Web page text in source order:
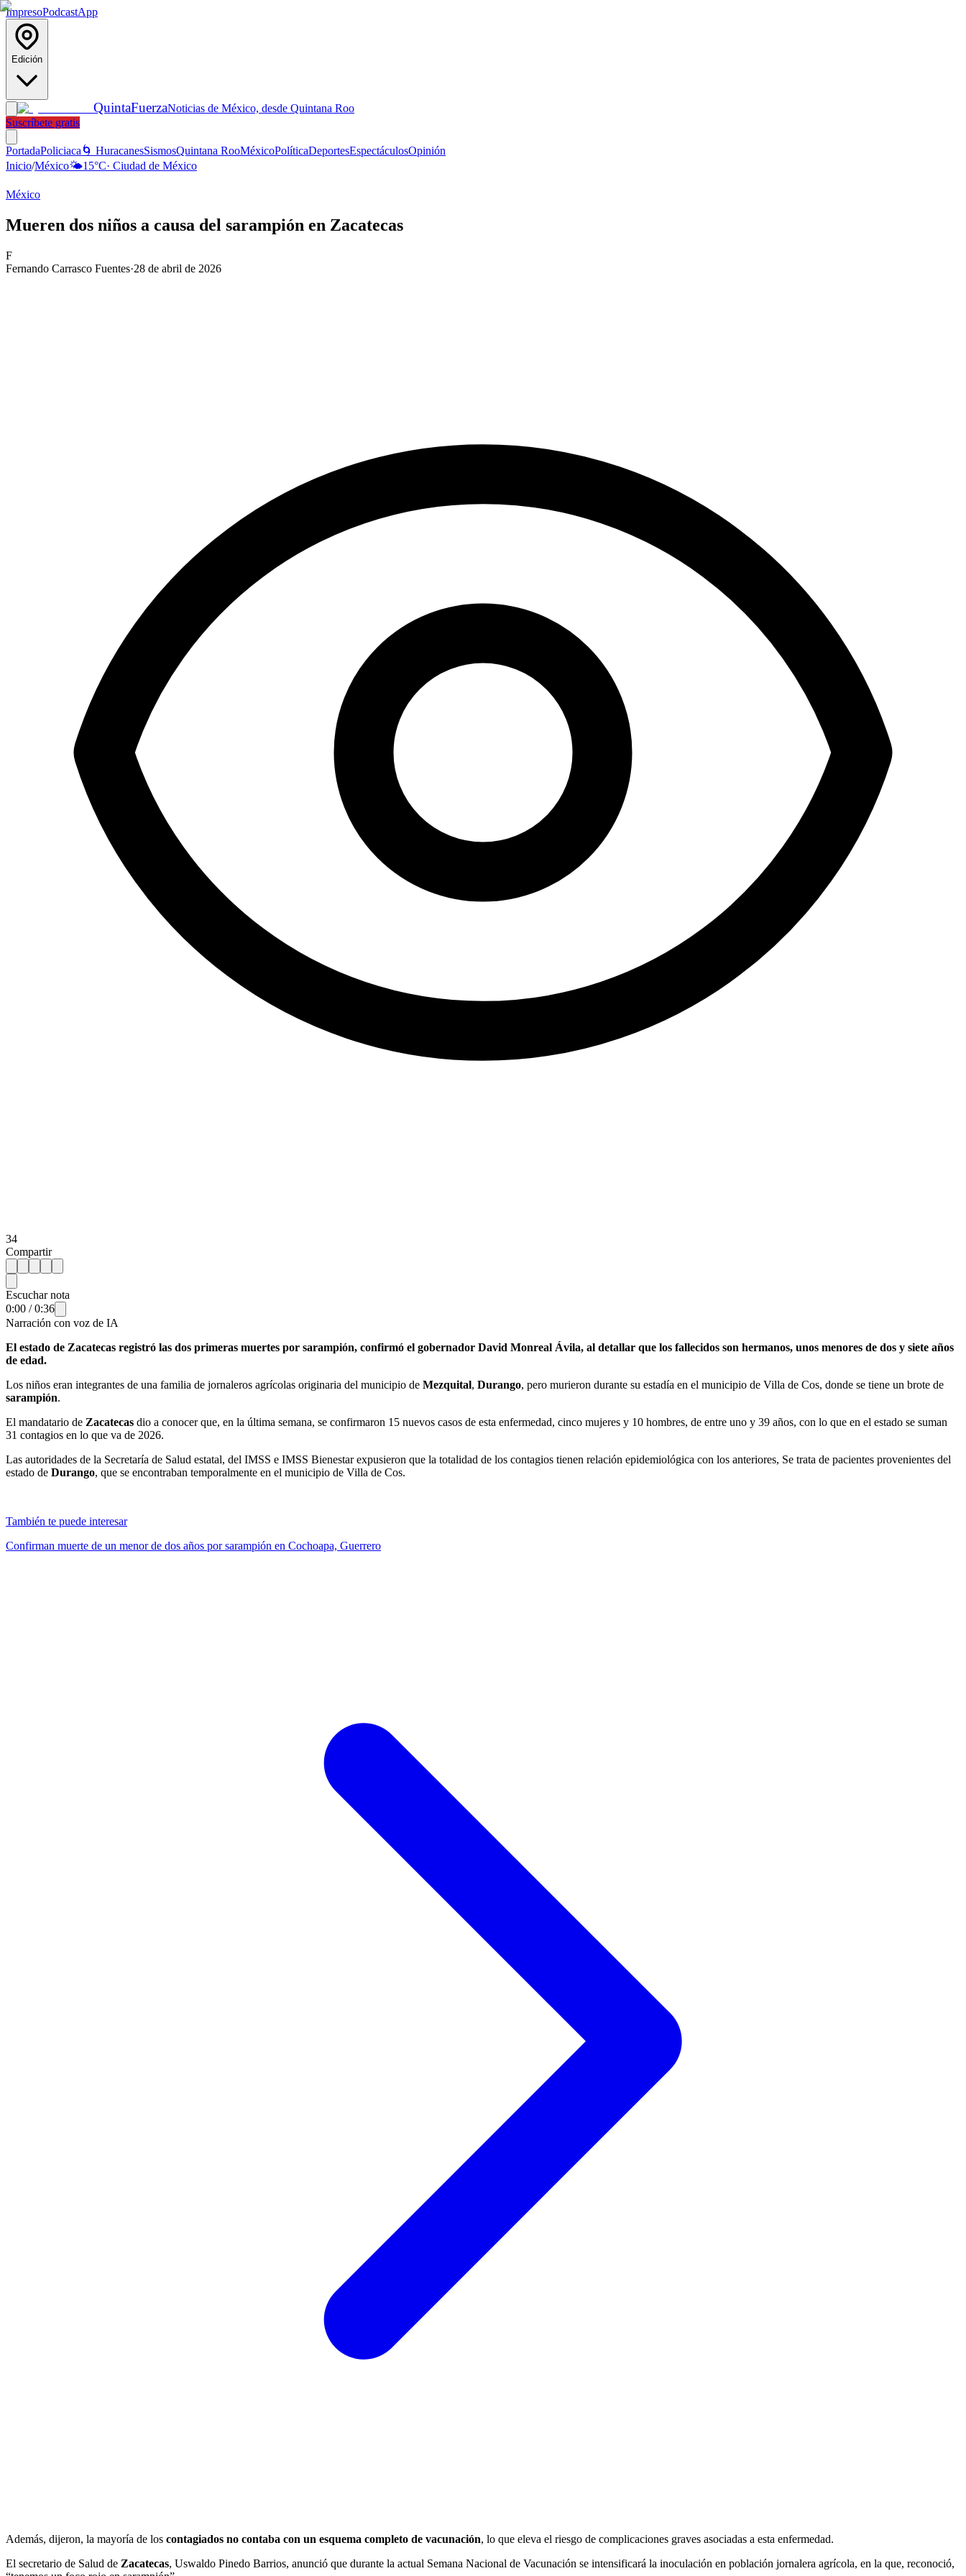
ImpresoPodcastApp
Edición
QuintaFuerzaNoticias de México, desde Quintana Roo
Suscríbete gratis
PortadaPoliciaca 🌀 HuracanesSismosQuintana RooMéxicoPolíticaDeportesEspectáculosOpinión
Inicio/México🌤️15°C· Ciudad de México
México
Mueren dos niños a causa del sarampión en Zacatecas
F
Fernando Carrasco Fuentes·28 de abril de 2026
34
Compartir
Escuchar nota
0:00 /0:36
Narración con voz de IA
El estado de Zacatecas registró las dos primeras muertes por sarampión, confirmó el gobernador David Monreal Ávila, al detallar que los fallecidos son hermanos, unos menores de dos y siete años
de edad.
Los niños eran integrantes de una familia de jornaleros agrícolas originaria del municipio de Mezquital, Durango, pero murieron durante su estadía en el municipio de Villa de Cos, donde se tiene un brote de
sarampión.
El mandatario de Zacatecas dio a conocer que, en la última semana, se confirmaron 15 nuevos casos de esta enfermedad, cinco mujeres y 10 hombres, de entre uno y 39 años, con lo que en el estado se suman
31 contagios en lo que va de 2026.
Las autoridades de la Secretaría de Salud estatal, del IMSS e IMSS Bienestar expusieron que la totalidad de los contagios tienen relación epidemiológica con los anteriores, Se trata de pacientes provenientes del
estado de Durango, que se encontraban temporalmente en el municipio de Villa de Cos.
También te puede interesar
Confirman muerte de un menor de dos años por sarampión en Cochoapa, Guerrero
Además, dijeron, la mayoría de los contagiados no contaba con un esquema completo de vacunación, lo que eleva el riesgo de complicaciones graves asociadas a esta enfermedad.
El secretario de Salud de Zacatecas, Uswaldo Pinedo Barrios, anunció que durante la actual Semana Nacional de Vacunación se intensificará la inoculación en población jornalera agrícola, en la que, reconoció,